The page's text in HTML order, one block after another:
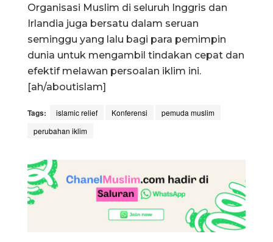
Organisasi Muslim di seluruh Inggris dan
Irlandia juga bersatu dalam seruan
seminggu yang lalu bagi para pemimpin
dunia untuk mengambil tindakan cepat dan
efektif melawan persoalan iklim ini.
[ah/aboutislam]
Tags: islamic relief Konferensi
pemuda muslim
perubahan iklim